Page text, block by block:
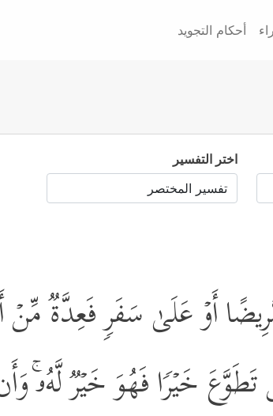
أحكام التجويد
اختر التفسير
أَوۡ عَلَىٰ سَفَرࣲ فَعِدَّةࣱ مِّنۡ
خَیۡرࣰا فَهُوَ خَیۡرࣱ لَّهُۥۚ